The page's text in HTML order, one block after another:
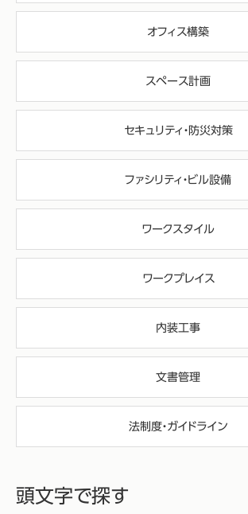
オフィス構築
スペース計画
セキュリティ・防災対策
ファシリティ・ビル設備
ワークスタイル
ワークプレイス
内装工事
文書管理
法制度・ガイドライン
頭文字で探す